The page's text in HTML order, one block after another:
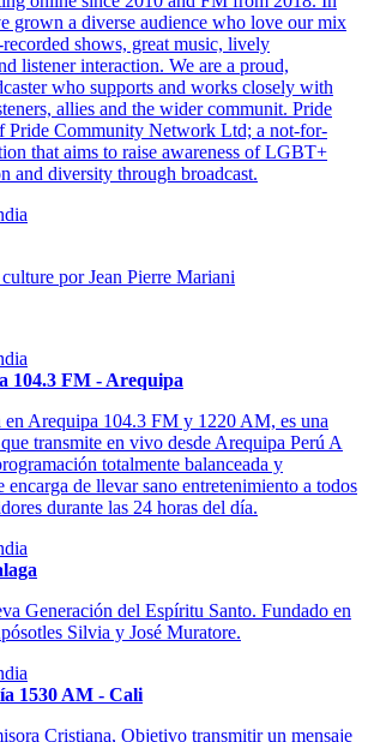
grown a diverse audience who love our mix
shows, great music, lively
listener interaction. We are a proud,
who supports and works closely with
allies and the wider communit. Pride
Pride Community Network Ltd; a not-for-
that aims to raise awareness of LGBT+
and diversity through broadcast.
por Jean Pierre Mariani
104.3 FM - Arequipa
Arequipa 104.3 FM y 1220 AM, es una
transmite en vivo desde Arequipa Perú A
totalmente balanceada y
encarga de llevar sano entretenimiento a todos
durante las 24 horas del día.
Generación del Espíritu Santo. Fundado en
Silvia y José Muratore.
1530 AM - Cali
Cristiana, Objetivo transmitir un mensaje